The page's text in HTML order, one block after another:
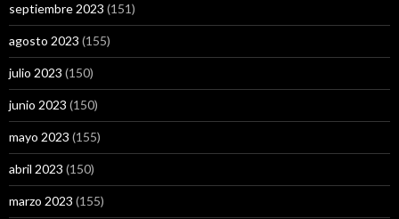
septiembre 2023 (151)
agosto 2023 (155)
julio 2023 (150)
junio 2023 (150)
mayo 2023 (155)
abril 2023 (150)
marzo 2023 (155)